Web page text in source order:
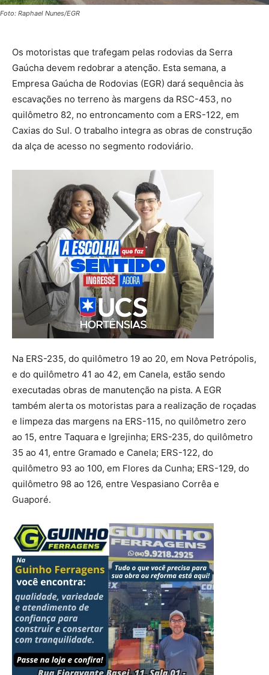
Foto: Raphael Nunes/EGR
Os motoristas que trafegam pelas rodovias da Serra
Gaúcha devem redobrar a atenção. Esta semana, a
Empresa Gaúcha de Rodovias (EGR) dará sequência às
escavações no terreno às margens da RSC-453, no
quilômetro 82, no entroncamento com a ERS-122, em
Caxias do Sul. O trabalho integra as obras de construção
da alça de acesso no segmento rodoviário.
Na ERS-235, do quilômetro 19 ao 20, em Nova Petrópolis,
e do quilômetro 41 ao 42, em Canela, estão sendo
executadas obras de manutenção na pista. A EGR
também alerta os motoristas para a realização de roçadas
e limpeza das margens na ERS-115, no quilômetro zero
ao 15, entre Taquara e Igrejinha; ERS-235, do quilômetro
35 ao 41, entre Gramado e Canela; ERS-122, do
quilômetro 93 ao 100, em Flores da Cunha; ERS-129, do
quilômetro 98 ao 126, entre Vespasiano Corrêa e
Guaporé.